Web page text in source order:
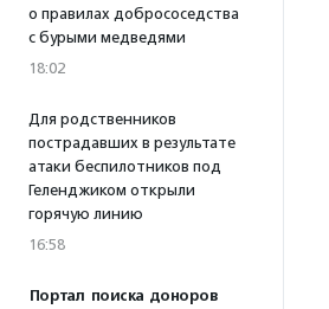
о правилах добрососедства
с бурыми медведями
18:02
Для родственников
пострадавших в результате
атаки беспилотников под
Геленджиком открыли
горячую линию
16:58
Портал поиска доноров